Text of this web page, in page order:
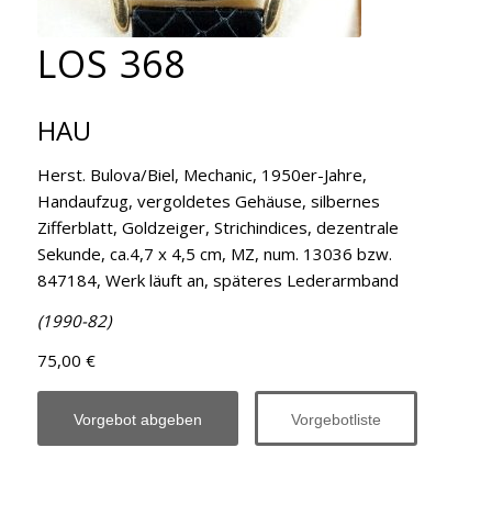
LOS 368
HAU
Herst. Bulova/Biel, Mechanic, 1950er-Jahre,
Handaufzug, vergoldetes Gehäuse, silbernes
Zifferblatt, Goldzeiger, Strichindices, dezentrale
Sekunde, ca.4,7 x 4,5 cm, MZ, num. 13036 bzw.
847184, Werk läuft an, späteres Lederarmband
(1990-82)
75,00 €
Vorgebot abgeben Vorgebotliste